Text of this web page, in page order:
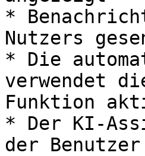
*
Nutzers
* Die
verwendet
Funktion
* Der KI-
der